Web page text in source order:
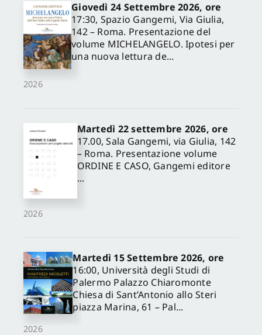
2026
Giovedì 24 Settembre 2026, ore
17:30, Spazio Gangemi, Via Giulia,
142 – Roma. Presentazione del
volume MICHELANGELO. Ipotesi per
una nuova lettura de...
2026
Martedì 22 settembre 2026, ore
17.00, Sala Gangemi, via Giulia, 142
– Roma. Presentazione volume
ORDINE E CASO, Gangemi editore
...
2026
Martedì 15 Settembre 2026, ore
16:00, Università degli Studi di
Palermo Palazzo Chiaromonte
Chiesa di Sant’Antonio allo Steri
piazza Marina, 61 – Pal...